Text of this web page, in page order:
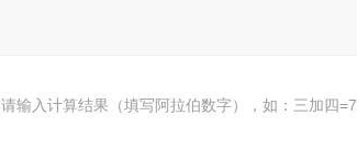
请输入计算结果（填写阿拉伯数字），如：三加四=7